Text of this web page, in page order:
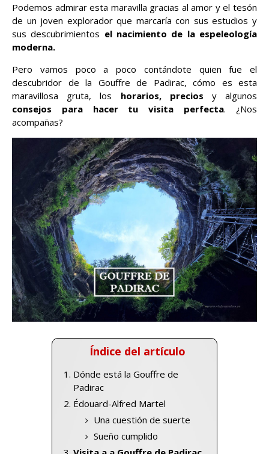
Podemos admirar esta maravilla gracias al amor y el tesón
de un joven explorador que marcaría con sus estudios y
sus descubrimientos el nacimiento de la espeleología
moderna.
Pero vamos poco a poco contándote quien fue el
descubridor de la Gouffre de Padirac, cómo es esta
maravillosa gruta, los horarios, precios y algunos
consejos para hacer tu visita perfecta. ¿Nos
acompañas?
Índice del artículo
Dónde está la Gouffre de
Padirac
Édouard-Alfred Martel
Una cuestión de suerte
Sueño cumplido